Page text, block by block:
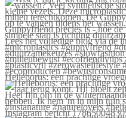
Helleborus: een prachtige
Instagram bericht